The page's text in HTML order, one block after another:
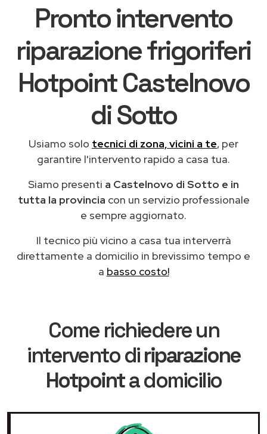
Pronto intervento
riparazione frigoriferi
Hotpoint Castelnovo
di Sotto
Usiamo solo tecnici di zona, vicini a te, per
garantire l'intervento rapido a casa tua.
Siamo presenti a Castelnovo di Sotto e in
tutta la provincia con un servizio professionale
e sempre aggiornato.
Il tecnico più vicino a casa tua interverrà
direttamente a domicilio in brevissimo tempo e
a basso costo!
Come richiedere un
intervento diriparazione
Hotpointa domicilio